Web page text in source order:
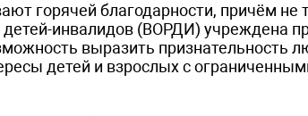
горячей благодарности, причём не
детей-инвалидов (ВОРДИ) учреждена
выразить признательность
детей и взрослых с